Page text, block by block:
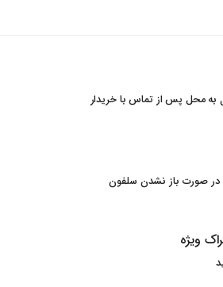
محل پس از تماس با خریدار
ویژه